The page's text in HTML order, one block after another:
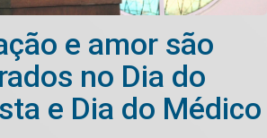
e amor são
no Dia do
e Dia do Médico